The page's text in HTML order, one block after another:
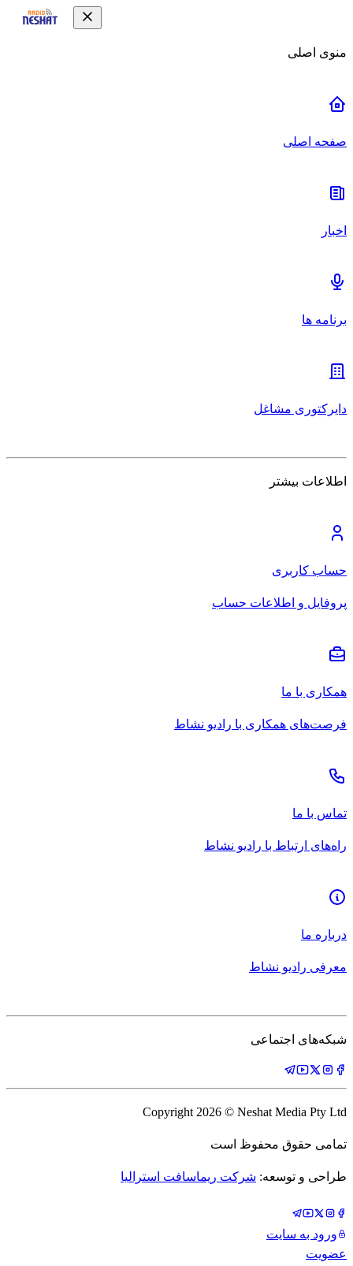
منوی اصلی
صفحه اصلی
اخبار
برنامه ها
دایرکتوری مشاغل
اطلاعات بیشتر
حساب کاربری
پروفایل و اطلاعات حساب
همکاری با ما
فرصت‌های همکاری با رادیو نشاط
تماس با ما
راه‌های ارتباط با رادیو نشاط
درباره ما
معرفی رادیو نشاط
شبکه‌های اجتماعی
Copyright 2026 © Neshat Media Pty Ltd
تمامی حقوق محفوظ است
طراحی و توسعه: شرکت ریماسافت استرالیا
ورود به سایت
عضویت